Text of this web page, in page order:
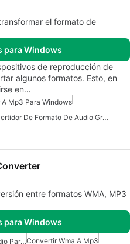
el formato de
para Windows
de reproducción de
algunos formatos. Esto, en
en…
Mp3 Para Windows
Convertidor De Formato De Audio Gratuito Para Windows
entre formatos WMA, MP3
para Windows
Convertidor De Formato De Audio Para WindowsConvertir Wma A Mp3